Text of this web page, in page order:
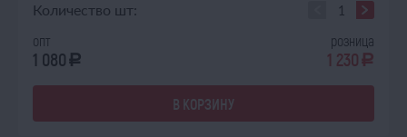
Количество шт:
опт
1 080 a
розница
1 230 a
В КОРЗИНУ